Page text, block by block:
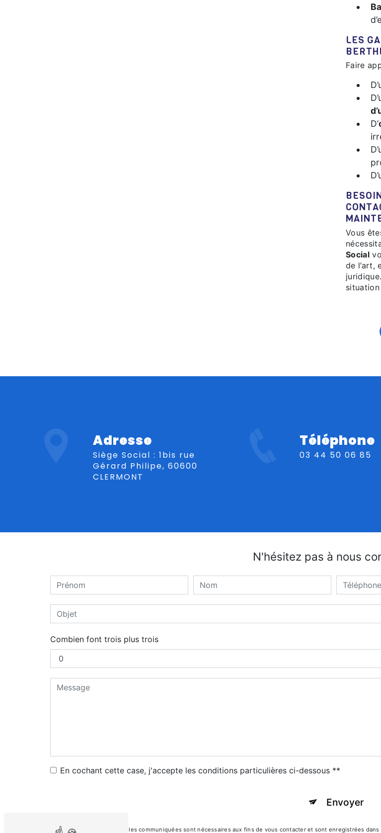
LES GARANTIES DE QUALITÉ OFFERTES PAR THIERRY
Faire
D’
BESOIN D’UNE EXPERTISE CLAIRE ET FIABLE ?
Vous êtes confronté à une incertitude foncière, un litige ou un projet
Social
de l’art,
Adresse
Siège Social : 1bis rue
Gérard Philipe, 60600
CLERMONT
Téléphone
03 44 50 06 85
N'hésitez pas à nous
Combien font trois plus trois
En cochant cette case, j'accepte les conditions particulières ci-dessous **
Envoyer
** Les données personnelles communiquées sont nécessaires aux fins de vous contacter et sont enregistrées